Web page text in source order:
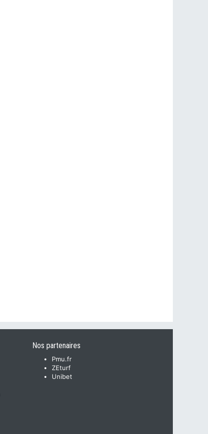
Nos partenaires
Pmu.fr
ZEturf
Unibet